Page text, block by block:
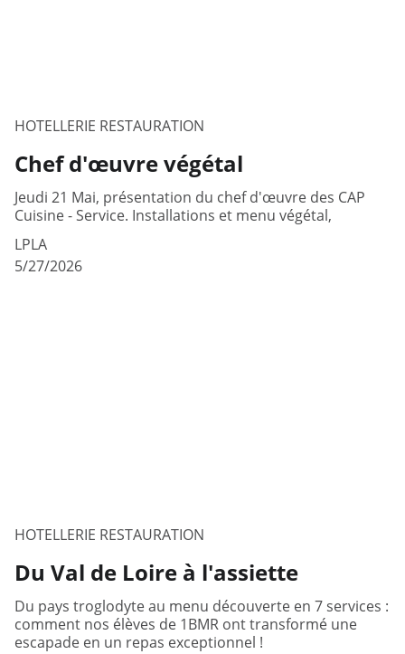
HOTELLERIE RESTAURATION
Chef d'œuvre végétal
Jeudi 21 Mai, présentation du chef d'œuvre des CAP
Cuisine - Service. Installations et menu végétal,
LPLA
5/27/2026
HOTELLERIE RESTAURATION
Du Val de Loire à l'assiette
Du pays troglodyte au menu découverte en 7 services :
comment nos élèves de 1BMR ont transformé une
escapade en un repas exceptionnel !